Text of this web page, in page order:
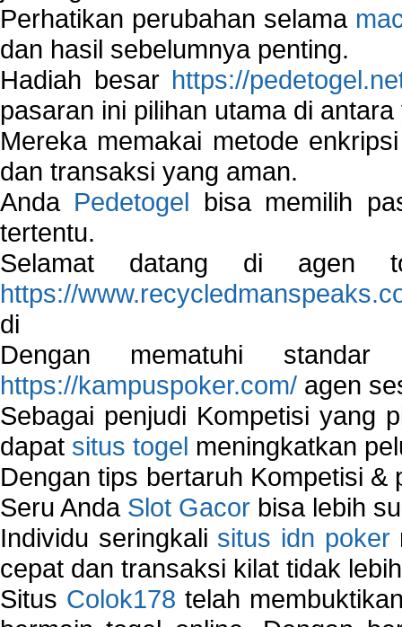
Perhatikan perubahan selama
dan hasil sebelumnya penting.
Hadiah besar https://
pasaran ini pilihan utama di
Mereka memakai metode
dan transaksi yang aman.
Anda Pedetogel bisa memilih
tertentu.
Selamat datang di agen
https://
di
Dengan mematuhi
https://kampuspoker.com/ agen
Sebagai penjudi Kompetisi yang
dapat situs togel meningkatkan
Dengan tips bertaruh Kompetisi
Seru Anda Slot Gacor bisa lebih
Individu seringkali situs idn poker
cepat dan transaksi kilat tidak
Situs Colok178 telah